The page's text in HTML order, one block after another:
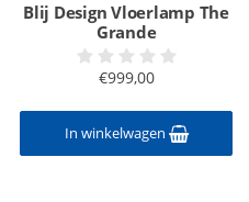
Blij Design Vloerlamp The
Grande
€999,00
In winkelwagen